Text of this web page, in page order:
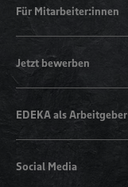
Für Mitarbeiter:innen
Jetzt bewerben
EDEKA als Arbeitgeber
Social Media